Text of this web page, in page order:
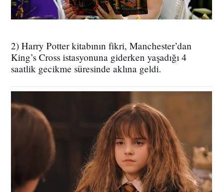
2) Harry Potter kitabının fikri, Manchester’dan
King’s Cross istasyonuna giderken yaşadığı 4
saatlik gecikme süresinde aklına geldi.